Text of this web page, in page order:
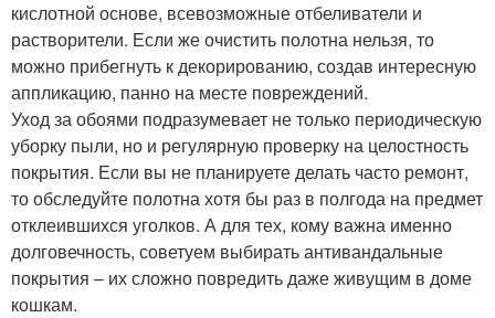
кислотной основе, всевозможные отбеливатели и
растворители. Если же очистить полотна нельзя, то
можно прибегнуть к декорированию, создав интересную
аппликацию, панно на месте повреждений.
Уход за обоями подразумевает не только периодическую
уборку пыли, но и регулярную проверку на целостность
покрытия. Если вы не планируете делать часто ремонт,
то обследуйте полотна хотя бы раз в полгода на предмет
отклеившихся уголков. А для тех, кому важна именно
долговечность, советуем выбирать антивандальные
покрытия – их сложно повредить даже живущим в доме
кошкам.